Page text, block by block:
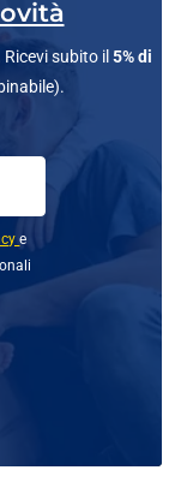
subito il 5% di
e